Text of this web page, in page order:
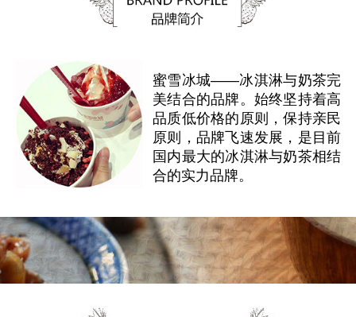
蜜雪冰城——冰淇淋与奶茶完
美结合的品牌。始终坚持着高
品质低价格的原则，保持亲民
原则，品牌飞速发展，是目前
国内最大的冰淇淋与奶茶相结
合的实力品牌。